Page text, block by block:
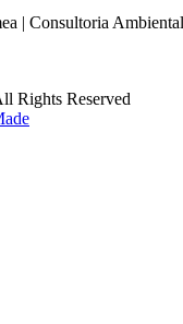
| Consultoria
Rights Reserved